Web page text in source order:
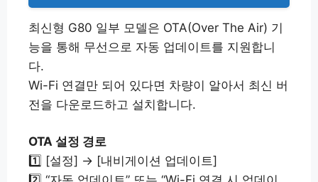
최신형 G80 일부 모델은 OTA(Over The Air) 기
능을 통해 무선으로 자동 업데이트를 지원합니
다.
Wi-Fi 연결만 되어 있다면 차량이 알아서 최신 버
전을 다운로드하고 설치합니다.
OTA 설정 경로
1️⃣ [설정] → [내비게이션 업데이트]